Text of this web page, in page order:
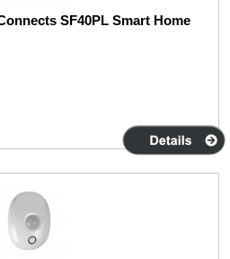
SF40PL Smart Home